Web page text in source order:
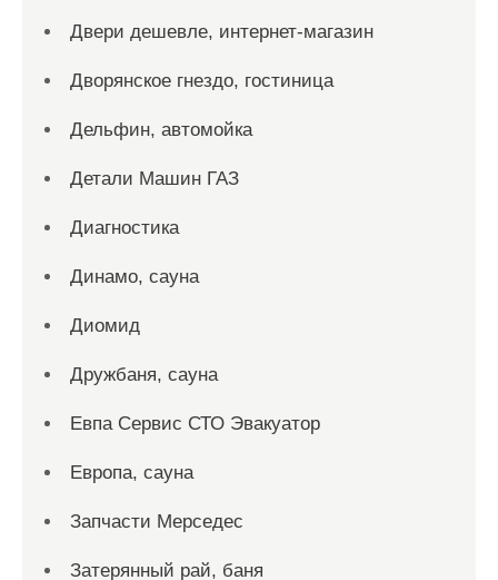
Двери дешевле, интернет-магазин
Дворянское гнездо, гостиница
Дельфин, автомойка
Детали Машин ГАЗ
Диагностика
Динамо, сауна
Диомид
Дружбаня, сауна
Евпа Сервис СТО Эвакуатор
Европа, сауна
Запчасти Мерседес
Затерянный рай, баня